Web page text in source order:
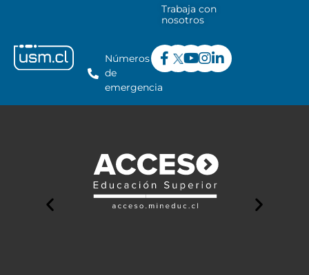
Trabaja con
nosotros
Números
de
emergencia